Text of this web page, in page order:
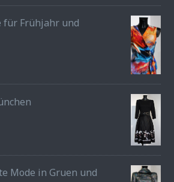
für Frühjahr und
Mode in Gruen und